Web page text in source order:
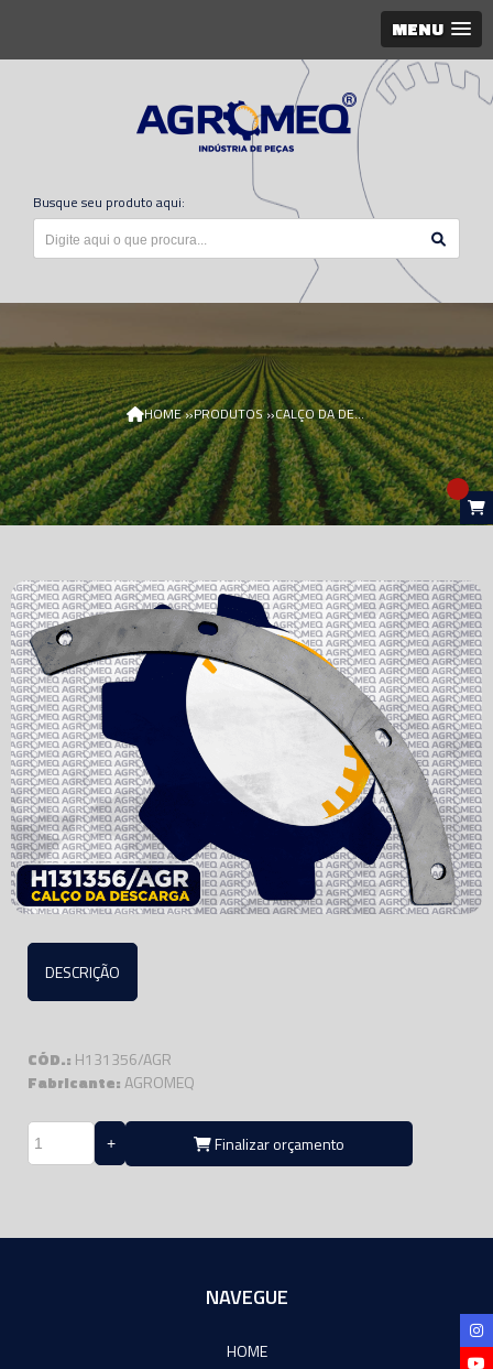
MENU
Busque seu produto aqui:
HOME»PRODUTOS» CALÇO DA DESCARGA H131356/AGR
DESCRIÇÃO
CÓD.: H131356/AGR
Fabricante:AGROMEQ
Finalizar orçamento
NAVEGUE
HOME